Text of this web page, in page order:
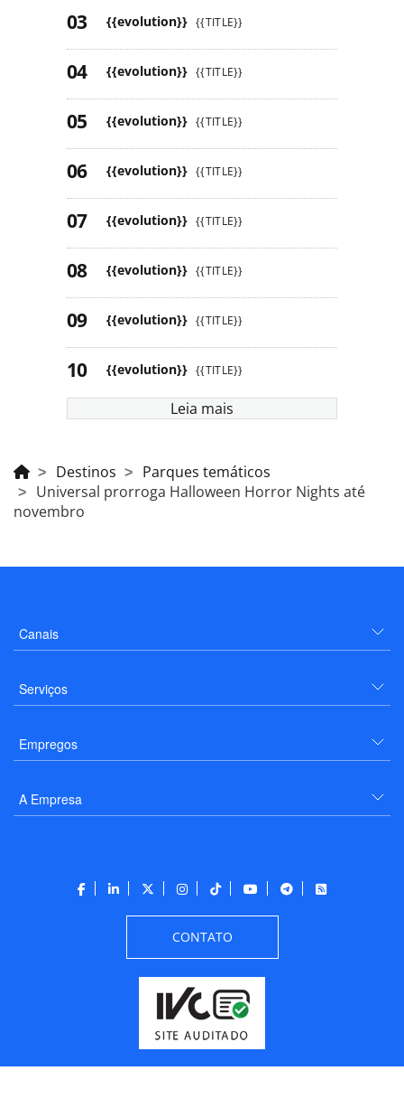
{{evolution}} {{TITLE}}
{{evolution}} {{TITLE}}
{{evolution}} {{TITLE}}
{{evolution}} {{TITLE}}
{{evolution}} {{TITLE}}
{{evolution}} {{TITLE}}
{{evolution}} {{TITLE}}
{{evolution}} {{TITLE}}
Leia mais
Destinos
Parques temáticos
Universal prorroga Halloween Horror Nights até
novembro
Canais
Serviços
Empregos
A Empresa
CONTATO